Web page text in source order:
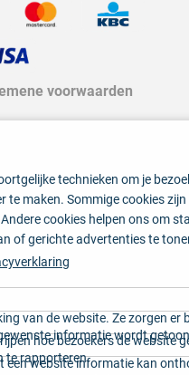
voorwaarden
technieken om je
te maken. Sommige cookies
cookies helpen ons om
of gerichte advertenties te
van de website. Ze zorgen er
informatie wordt
hoe bezoekers de website
te rapporteren.
een website informatie kan